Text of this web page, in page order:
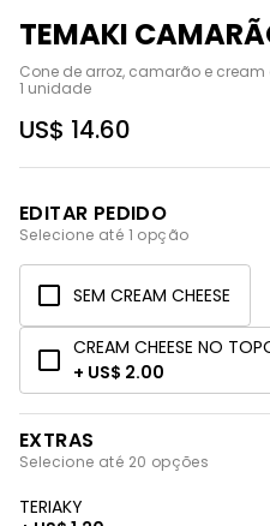
TEMAKI
Cone de arroz, camarão e cream
1 unidade
US$ 14.60
EDITAR PEDIDO
Selecione até 1 opção
SEM CREAM CHEESE
CREAM CHEESE NO
+ US$ 2.00
EXTRAS
Selecione até 20 opções
TERIAKY